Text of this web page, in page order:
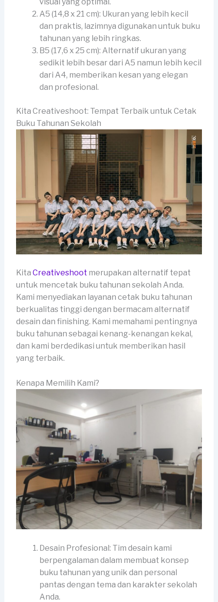
visual yang optimal.
A5 (14,8 x 21 cm): Ukuran yang lebih kecil
dan praktis, lazimnya digunakan untuk buku
tahunan yang lebih ringkas.
B5 (17,6 x 25 cm): Alternatif ukuran yang
sedikit lebih besar dari A5 namun lebih kecil
dari A4, memberikan kesan yang elegan
dan profesional.
Kita Creativeshoot: Tempat Terbaik untuk Cetak
Buku Tahunan Sekolah
Kita Creativeshoot merupakan alternatif tepat
untuk mencetak buku tahunan sekolah Anda.
Kami menyediakan layanan cetak buku tahunan
berkualitas tinggi dengan bermacam alternatif
desain dan finishing. Kami memahami pentingnya
buku tahunan sebagai kenang-kenangan kekal,
dan kami berdedikasi untuk memberikan hasil
yang terbaik.
Kenapa Memilih Kami?
Desain Profesional: Tim desain kami
berpengalaman dalam membuat konsep
buku tahunan yang unik dan personal
pantas dengan tema dan karakter sekolah
Anda.